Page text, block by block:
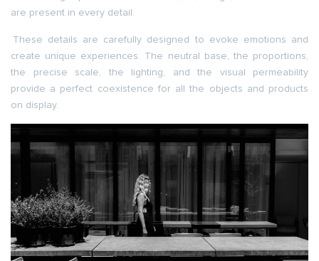
are present in every detail.
These details are carefully designed to evoke emotions and
create unique experiences. The neutral base, the proportions,
the precise scale, the lighting, and the visual permeability
provide a perfect coexistence for all the objects and products
on display.